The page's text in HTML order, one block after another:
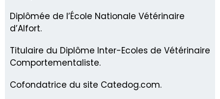
Diplômée de l’École Nationale Vétérinaire
d’Alfort.
Titulaire du Diplôme Inter-Ecoles de Vétérinaire
Comportementaliste.
Cofondatrice du site Catedog.com.